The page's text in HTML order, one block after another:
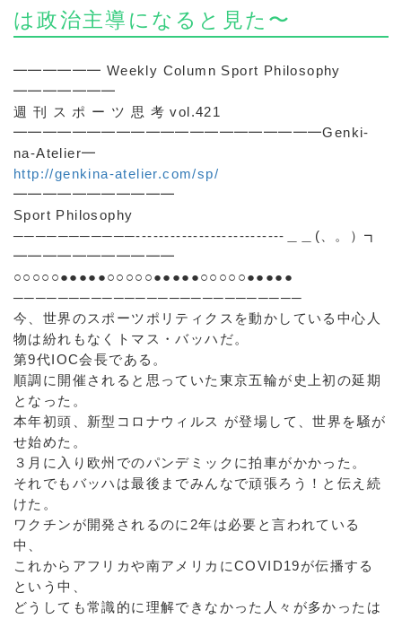
は政治主導になると見た〜
━━━━━━ Weekly Column Sport Philosophy
━━━━━━━
週 刊 ス ポ ー ツ 思 考 vol.421
━━━━━━━━━━━━━━━━━━━━━Genki-
na-Atelier━
http://genkina-atelier.com/sp/
━━━━━━━━━━━
Sport Philosophy
───────────--------------------------＿＿(、。）┓
━━━━━━━━━━━
○○○○○●●●●●○○○○○●●●●●○○○○○●●●●●
──────────────────────────
今、世界のスポーツポリティクスを動かしている中心人
物は紛れもなくトマス・バッハだ。
第9代IOC会長である。
順調に開催されると思っていた東京五輪が史上初の延期
となった。
本年初頭、新型コロナウィルス が登場して、世界を騒が
せ始めた。
３月に入り欧州でのパンデミックに拍車がかかった。
それでもバッハは最後までみんなで頑張ろう！と伝え続
けた。
ワクチンが開発されるのに2年は必要と言われている
中、
これからアフリカや南アメリカにCOVID19が伝播する
という中、
どうしても常識的に理解できなかった人々が多かったは